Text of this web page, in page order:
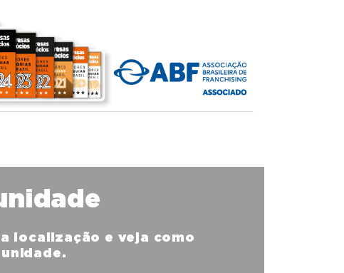
localização e veja como